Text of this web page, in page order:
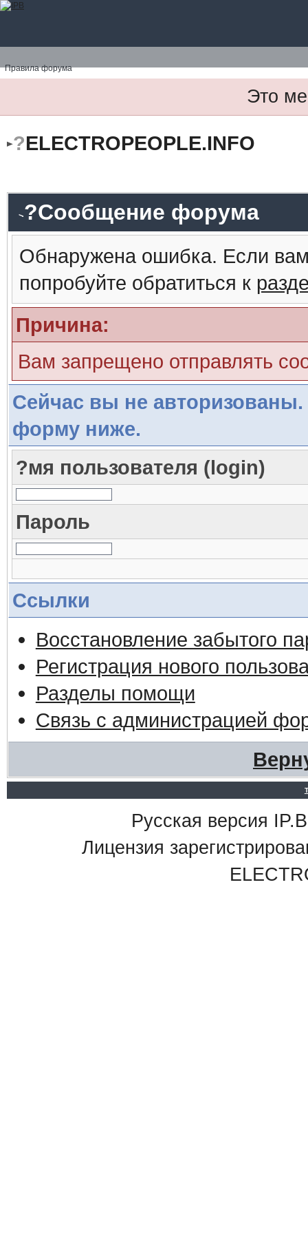
Правила форума
Это
?ELECTROPEOPLE.INFO
?Сообщение форума
Обнаружена ошибка. Если
попробуйте обратиться к
Причина:
Вам запрещено отправлять
Сейчас вы не авторизованы.
форму ниже.
?мя пользователя (login)
Пароль
Ссылки
Восстановление забытого
Регистрация нового
Разделы помощи
Связь с администрацией
Русская версия
Лицензия